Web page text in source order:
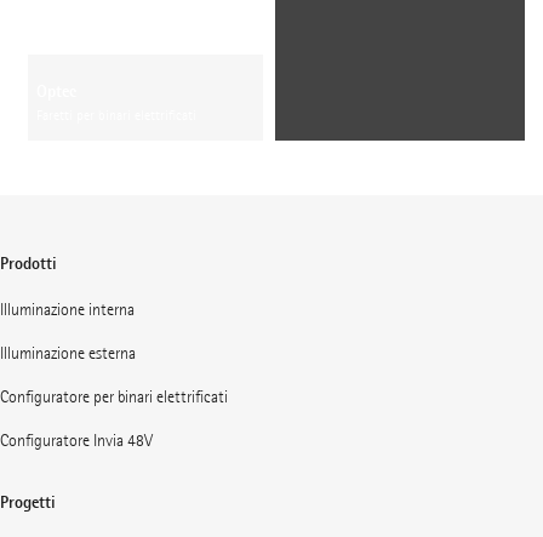
Prodotti
Illuminazione interna
Illuminazione esterna
Configuratore per binari elettrificati
Configuratore Invia 48V
Progetti